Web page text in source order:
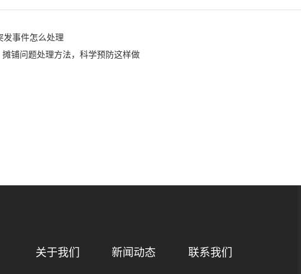
发事件怎么处理
铺问题处理方法，科学预防这样做
关于我们 新闻动态 联系我们